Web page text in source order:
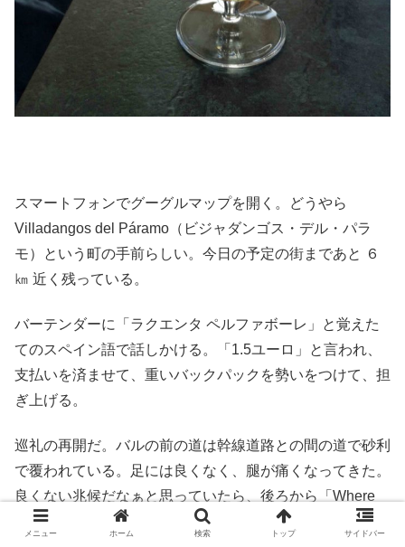
スマートフォンでグーグルマップを開く。どうやら
Villadangos del Páramo（ビジャダンゴス・デル・パラ
モ）という町の手前らしい。今日の予定の街まであと ６
㎞ 近く残っている。
バーテンダーに「ラクエンタ ペルファボーレ」と覚えた
てのスペイン語で話しかける。「1.5ユーロ」と言われ、
支払いを済ませて、重いバックパックを勢いをつけて、担
ぎ上げる。
巡礼の再開だ。バルの前の道は幹線道路との間の道で砂利
で覆われている。足には良くなく、腿が痛くなってきた。
良くない兆候だなぁと思っていたら、後ろから「Where
are you from?」と聞かれる。先ほどのバルの巡礼者の集
メニュー ホーム 検索 トップ サイドバー